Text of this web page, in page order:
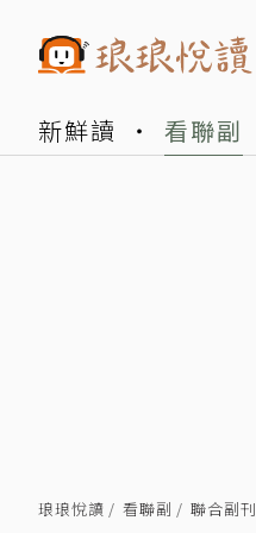
新鮮讀 看聯副
琅琅悅讀 看聯副 聯合副刊